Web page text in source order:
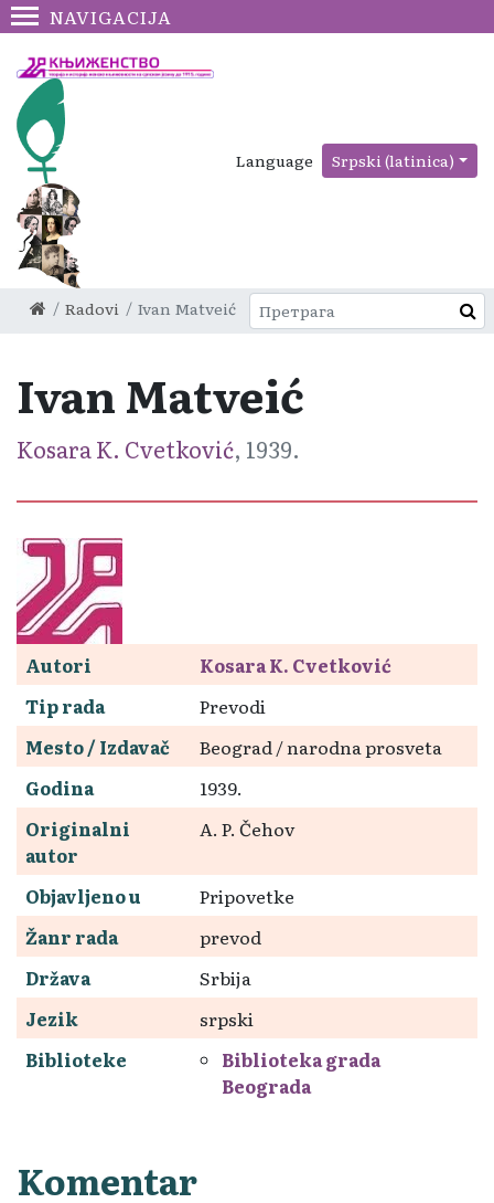
NAVIGACIJA
Language Srpski (latinica)
Radovi Ivan Matveić
Ivan Matveić
Kosara K. Cvetković, 1939.
Autori
Kosara K. Cvetković
Tip rada
Prevodi
Mesto / Izdavač
Beograd / narodna prosveta
Godina
1939.
Originalni
autor
A. P. Čehov
Objavljeno u
Pripovetke
Žanr rada
prevod
Država
Srbija
Jezik
srpski
Biblioteke
Biblioteka grada
Beograda
Komentar